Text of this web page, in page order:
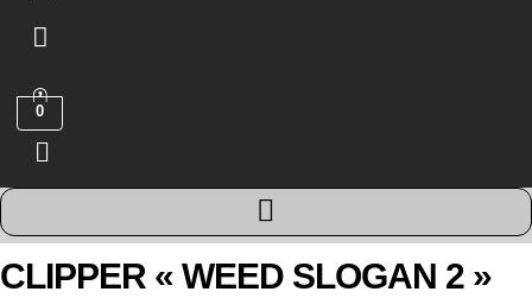
0
Menu
CLIPPER « WEED SLOGAN 2 »